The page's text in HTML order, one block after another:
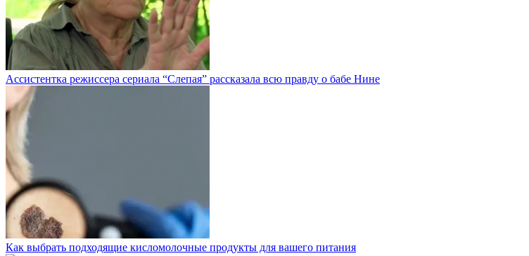
Ассистентка режиссера сериала “Слепая” рассказала всю правду о бабе Нине
Как выбрать подходящие кисломолочные продукты для вашего питания